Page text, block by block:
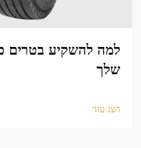
למה להשקיע בטרים
שלך
הצג עוד